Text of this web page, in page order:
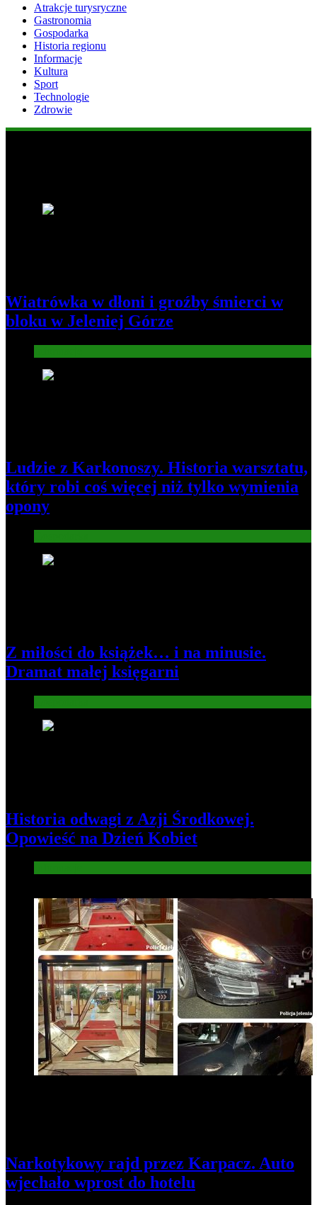
Atrakcje turysryczne
Gastronomia
Gospodarka
Historia regionu
Informacje
Kultura
Sport
Technologie
Zdrowie
Wiatrówka w dłoni i groźby śmierci w
bloku w Jeleniej Górze
Ludzie z Karkonoszy. Historia warsztatu,
który robi coś więcej niż tylko wymienia
opony
Z miłości do książek… i na minusie.
Dramat małej księgarni
Historia odwagi z Azji Środkowej.
Opowieść na Dzień Kobiet
Narkotykowy rajd przez Karpacz. Auto
wjechało wprost do hotelu